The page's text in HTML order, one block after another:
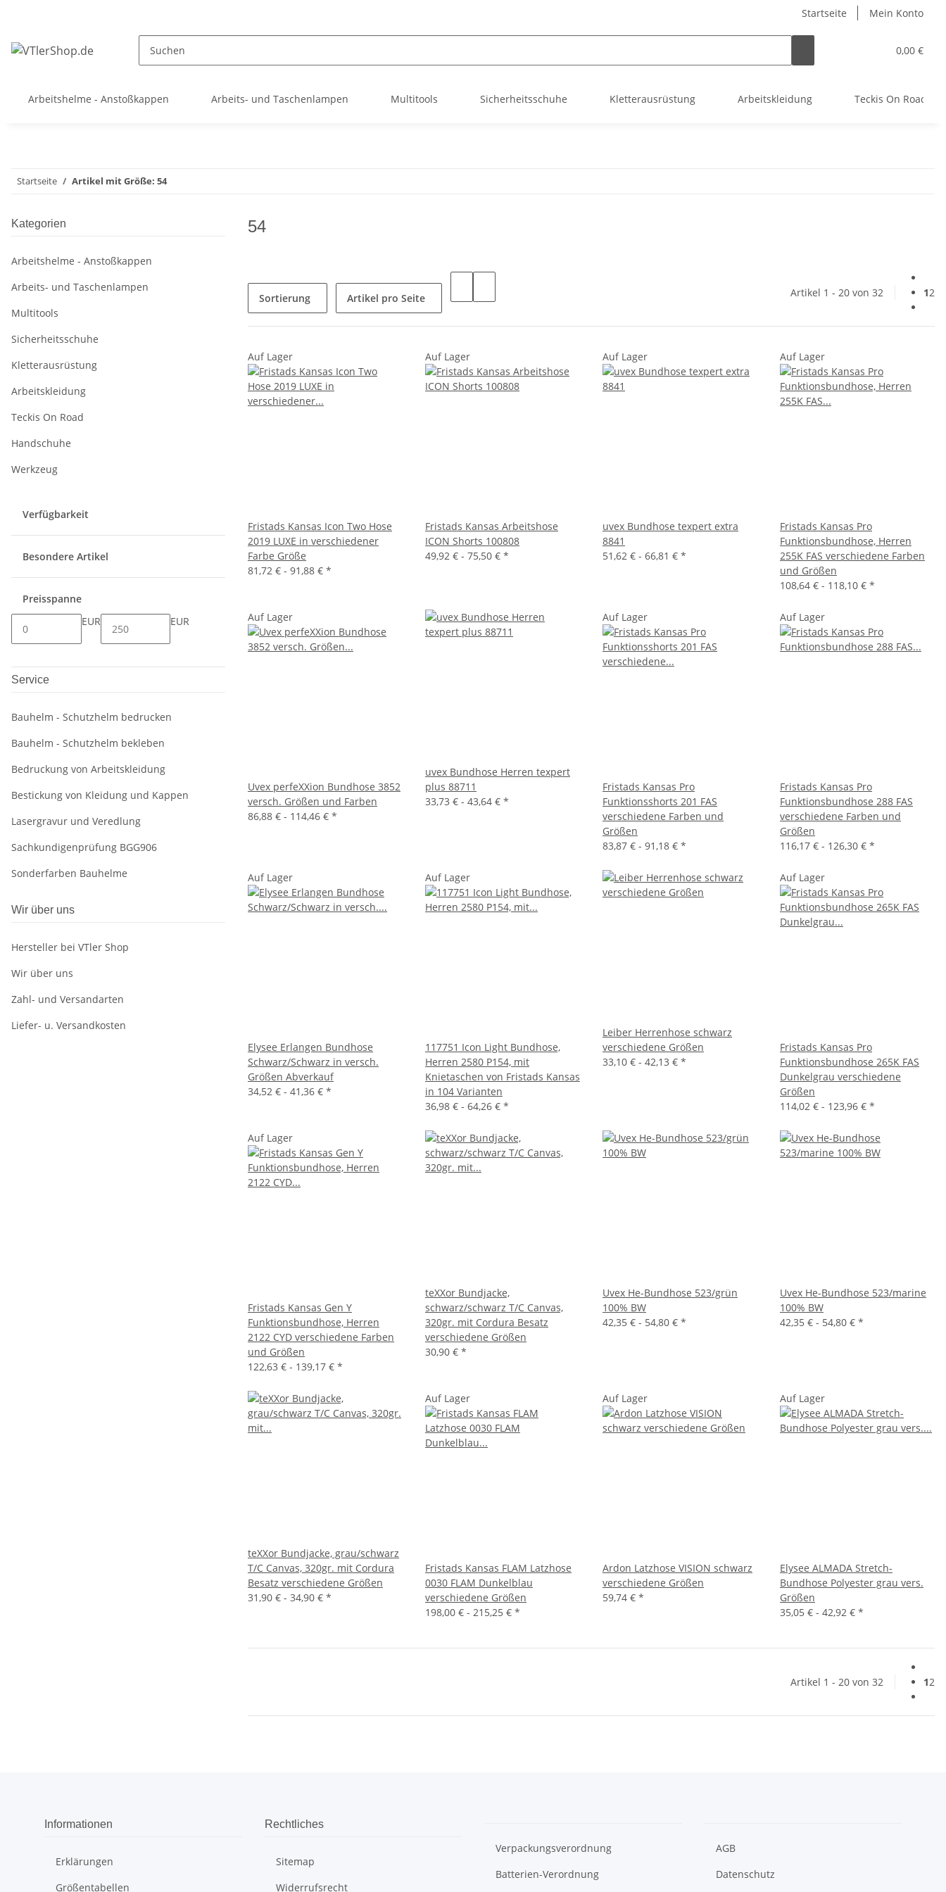
Startseite Mein Konto
0,00 €
Arbeitshelme - Anstoßkappen Arbeits- und Taschenlampen Multitools Sicherheitsschuhe Kletterausrüstung Arbeitskleidung Teckis On Road
Startseite Artikel mit Größe: 54
54
Sortierung Artikel pro Seite Artikel 1 - 20 von 32 12
Auf Lager
Fristads Kansas Icon Two Hose
2019 LUXE in verschiedener
Farbe Größe
81,72 € - 91,88 € *
Auf Lager
Fristads Kansas Arbeitshose
ICON Shorts 100808
49,92 € - 75,50 € *
Auf Lager
uvex Bundhose texpert extra
8841
51,62 € - 66,81 € *
Auf Lager
Fristads Kansas Pro
Funktionsbundhose, Herren
255K FAS verschiedene Farben
und Größen
108,64 € - 118,10 € *
Auf Lager
Uvex perfeXXion Bundhose 3852
versch. Größen und Farben
86,88 € - 114,46 € *
uvex Bundhose Herren texpert
plus 88711
33,73 € - 43,64 € *
Auf Lager
Fristads Kansas Pro
Funktionsshorts 201 FAS
verschiedene Farben und
Größen
83,87 € - 91,18 € *
Auf Lager
Fristads Kansas Pro
Funktionsbundhose 288 FAS
verschiedene Farben und
Größen
116,17 € - 126,30 € *
Auf Lager
Elysee Erlangen Bundhose
Schwarz/Schwarz in versch.
Größen Abverkauf
34,52 € - 41,36 € *
Auf Lager
117751 Icon Light Bundhose,
Herren 2580 P154, mit
Knietaschen von Fristads Kansas
in 104 Varianten
36,98 € - 64,26 € *
Leiber Herrenhose schwarz
verschiedene Größen
33,10 € - 42,13 € *
Auf Lager
Fristads Kansas Pro
Funktionsbundhose 265K FAS
Dunkelgrau verschiedene
Größen
114,02 € - 123,96 € *
Auf Lager
Fristads Kansas Gen Y
Funktionsbundhose, Herren
2122 CYD verschiedene Farben
und Größen
122,63 € - 139,17 € *
teXXor Bundjacke,
schwarz/schwarz T/C Canvas,
320gr. mit Cordura Besatz
verschiedene Größen
30,90 € *
Uvex He-Bundhose 523/grün
100% BW
42,35 € - 54,80 € *
Uvex He-Bundhose 523/marine
100% BW
42,35 € - 54,80 € *
teXXor Bundjacke, grau/schwarz
T/C Canvas, 320gr. mit Cordura
Besatz verschiedene Größen
31,90 € - 34,90 € *
Auf Lager
Fristads Kansas FLAM Latzhose
0030 FLAM Dunkelblau
verschiedene Größen
198,00 € - 215,25 € *
Auf Lager
Ardon Latzhose VISION schwarz
verschiedene Größen
59,74 € *
Auf Lager
Elysee ALMADA Stretch-
Bundhose Polyester grau vers.
Größen
35,05 € - 42,92 € *
Artikel 1 - 20 von 32 12
Kategorien
Arbeitshelme - Anstoßkappen
Arbeits- und Taschenlampen
Multitools
Sicherheitsschuhe
Kletterausrüstung
Arbeitskleidung
Teckis On Road
Handschuhe
Werkzeug
Verfügbarkeit
Besondere Artikel
Preisspanne
EUR
EUR
Service
Bauhelm - Schutzhelm bedrucken
Bauhelm - Schutzhelm bekleben
Bedruckung von Arbeitskleidung
Bestickung von Kleidung und Kappen
Lasergravur und Veredlung
Sachkundigenprüfung BGG906
Sonderfarben Bauhelme
Wir über uns
Hersteller bei VTler Shop
Wir über uns
Zahl- und Versandarten
Liefer- u. Versandkosten
Informationen
Erklärungen
Größentabellen
Rechtliches
Sitemap
Widerrufsrecht
Verpackungsverordnung
Batterien-Verordnung
AGB
Datenschutz